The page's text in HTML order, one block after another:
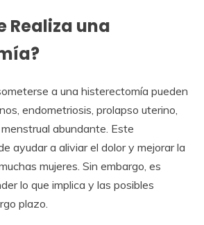
Realiza una
a una histerectomía pueden
endometriosis, prolapso uterino,
abundante. Este
ayudar a aliviar el dolor y mejorar la
mujeres. Sin embargo, es
lo que implica y las posibles
plazo.